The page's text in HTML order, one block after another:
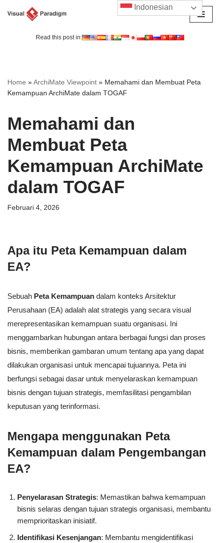
Read this post in:
Home »ArchiMate Viewpoint » Memahami dan Membuat Peta
Kemampuan ArchiMate dalam TOGAF
Memahami dan
Membuat Peta
Kemampuan ArchiMate
dalam TOGAF
Februari 4, 2026
Apa itu Peta Kemampuan dalam
EA?
Sebuah Peta Kemampuan dalam konteks Arsitektur
Perusahaan (EA) adalah alat strategis yang secara visual
merepresentasikan kemampuan suatu organisasi. Ini
menggambarkan hubungan antara berbagai fungsi dan proses
bisnis, memberikan gambaran umum tentang apa yang dapat
dilakukan organisasi untuk mencapai tujuannya. Peta ini
berfungsi sebagai dasar untuk menyelaraskan kemampuan
bisnis dengan tujuan strategis, memfasilitasi pengambilan
keputusan yang terinformasi.
Mengapa menggunakan Peta
Kemampuan dalam Pengembangan
EA?
Penyelarasan Strategis: Memastikan bahwa kemampuan
bisnis selaras dengan tujuan strategis organisasi, membantu
memprioritaskan inisiatif.
Identifikasi Kesenjangan: Membantu mengidentifikasi
Indonesian